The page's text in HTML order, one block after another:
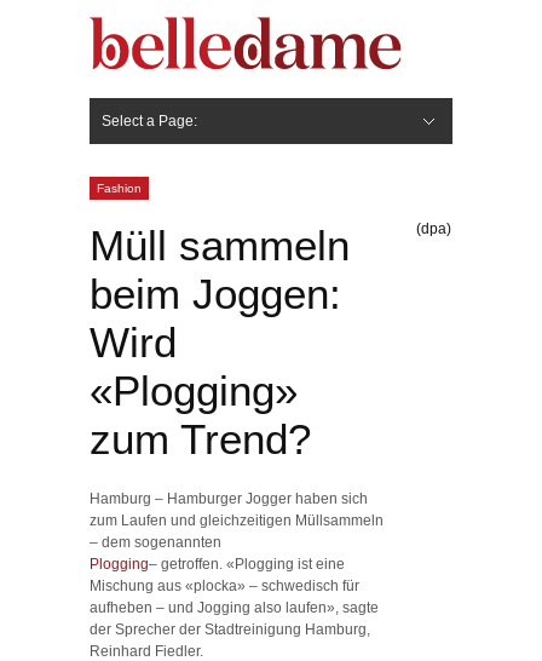
Select a Page:
Fashion
Müll sammeln
beim Joggen:
Wird
«Plogging»
zum Trend?
(dpa)
Hamburg – Hamburger Jogger haben sich
zum Laufen und gleichzeitigen Müllsammeln
– dem sogenannten
Plogging– getroffen. «Plogging ist eine
Mischung aus «plocka» – schwedisch für
aufheben – und Jogging also laufen», sagte
der Sprecher der Stadtreinigung Hamburg,
Reinhard Fiedler.